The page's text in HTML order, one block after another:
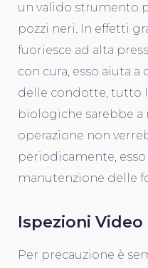
un valido strumento
pozzi neri. In effetti
fuoriesce ad alta
con cura, esso aiuta
delle condotte, tutto
biologiche sarebbe a
operazione non
periodicamente,
manutenzione delle
Ispezioni
Per precauzione è